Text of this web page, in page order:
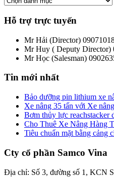
Hỗ trợ trực tuyến
Mr Hải (Director)
Mr Huy ( Deputy Director)
Mr Học (Salesman)
Tin mới nhất
Bảo dưỡng pin lithium xe
Xe nâng 35 tấn với Xe
Bơm thủy lực reachstacker
Cho Thuê Xe Nâng Hàng
Tiêu chuẩn mặt bằng cảng
Cty cổ phần Samco Vina
Địa chỉ: Số 3, đường số 1, KCN